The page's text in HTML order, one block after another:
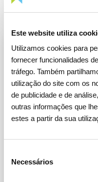
Este website utiliza
Utilizamos cookies para
fornecer funcionalidades
tráfego. Também
utilização do site com os
de publicidade e de
outras informações que
estes a partir da sua
Necessários
O investimento
Armazenamento
acompanhando